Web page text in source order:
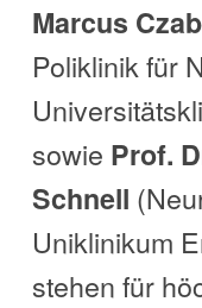
Marcus
Poliklinik für
sowie Prof.
Schnell
Uniklinikum
stehen für